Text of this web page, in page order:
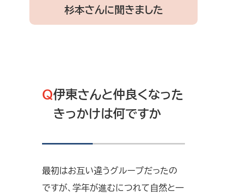
杉本さんに聞きました
Q伊東さんと仲良くなった
きっかけは何ですか
最初はお互い違うグループだったの
ですが、学年が進むにつれて自然と一